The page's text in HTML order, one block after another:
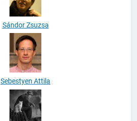
Sándor Zsuzsa
Sebestyen Attila